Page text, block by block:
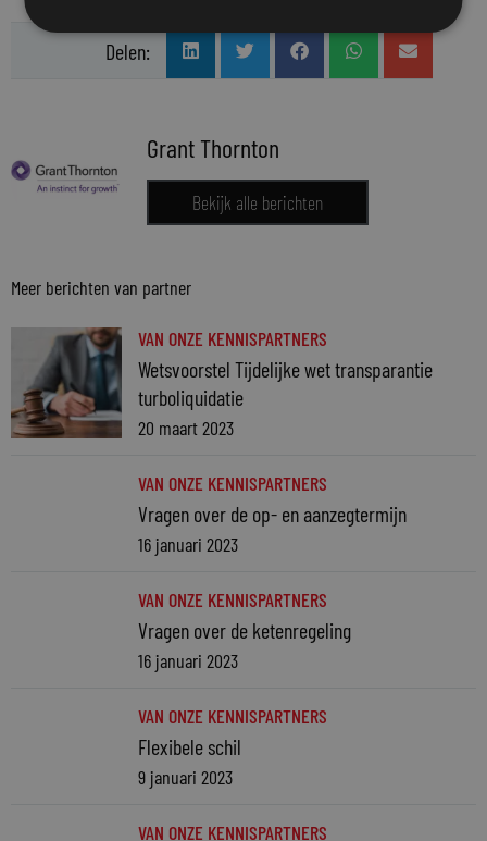
Delen:
Grant Thornton
Bekijk alle berichten
Meer berichten van partner
VAN ONZE KENNISPARTNERS
Wetsvoorstel Tijdelijke wet transparantie
turboliquidatie
20 maart 2023
VAN ONZE KENNISPARTNERS
Vragen over de op- en aanzegtermijn
16 januari 2023
VAN ONZE KENNISPARTNERS
Vragen over de ketenregeling
16 januari 2023
VAN ONZE KENNISPARTNERS
Flexibele schil
9 januari 2023
VAN ONZE KENNISPARTNERS